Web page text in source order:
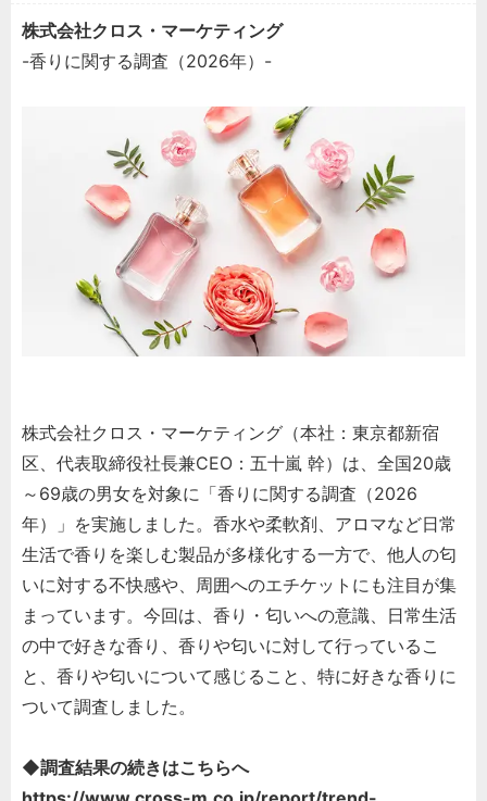
株式会社クロス・マーケティング
-香りに関する調査（2026年）-
株式会社クロス・マーケティング（本社：東京都新宿
区、代表取締役社長兼CEO：五十嵐 幹）は、全国20歳
～69歳の男女を対象に「香りに関する調査（2026
年）」を実施しました。香水や柔軟剤、アロマなど日常
生活で香りを楽しむ製品が多様化する一方で、他人の匂
いに対する不快感や、周囲へのエチケットにも注目が集
まっています。今回は、香り・匂いへの意識、日常生活
の中で好きな香り、香りや匂いに対して行っているこ
と、香りや匂いについて感じること、特に好きな香りに
ついて調査しました。
◆調査結果の続きはこちらへ